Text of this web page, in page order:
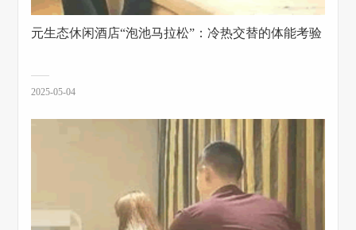
元生态休闲酒店“泡池马拉松”：冷热交替的体能考验
2025-05-04